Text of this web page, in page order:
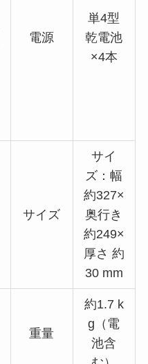
電源
単4型
乾電池
×4本
サイズ
サイ
ズ：幅
約327×
奥行き
約249×
厚さ 約
30 mm
重量
約1.7 k
g（電
池含